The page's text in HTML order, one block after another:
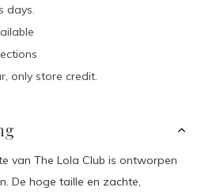
days.
only store credit.
van The Lola Club is ontworpen
De hoge taille en zachte,